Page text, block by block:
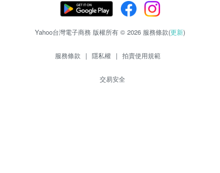
Yahoo台灣電子商務 版權所有 © 2026 服務條款(更新)
服務條款 | 隱私權 | 拍賣使用規範
交易安全